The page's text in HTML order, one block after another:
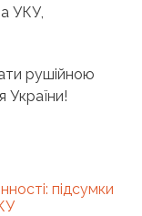
УКУ,
рушійною
України!
підсумки